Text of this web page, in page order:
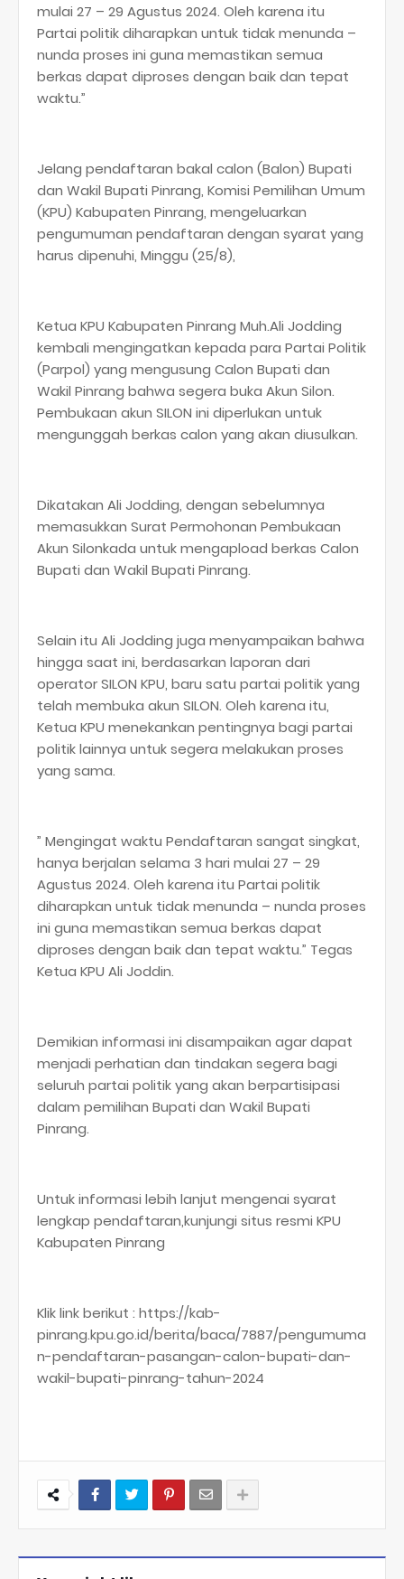
mulai 27 – 29 Agustus 2024. Oleh karena itu
Partai politik diharapkan untuk tidak menunda –
nunda proses ini guna memastikan semua
berkas dapat diproses dengan baik dan tepat
waktu.”
Jelang pendaftaran bakal calon (Balon) Bupati
dan Wakil Bupati Pinrang, Komisi Pemilihan Umum
(KPU) Kabupaten Pinrang, mengeluarkan
pengumuman pendaftaran dengan syarat yang
harus dipenuhi, Minggu (25/8),
Ketua KPU Kabupaten Pinrang Muh.Ali Jodding
kembali mengingatkan kepada para Partai Politik
(Parpol) yang mengusung Calon Bupati dan
Wakil Pinrang bahwa segera buka Akun Silon.
Pembukaan akun SILON ini diperlukan untuk
mengunggah berkas calon yang akan diusulkan.
Dikatakan Ali Jodding, dengan sebelumnya
memasukkan Surat Permohonan Pembukaan
Akun Silonkada untuk mengapload berkas Calon
Bupati dan Wakil Bupati Pinrang.
Selain itu Ali Jodding juga menyampaikan bahwa
hingga saat ini, berdasarkan laporan dari
operator SILON KPU, baru satu partai politik yang
telah membuka akun SILON. Oleh karena itu,
Ketua KPU menekankan pentingnya bagi partai
politik lainnya untuk segera melakukan proses
yang sama.
” Mengingat waktu Pendaftaran sangat singkat,
hanya berjalan selama 3 hari mulai 27 – 29
Agustus 2024. Oleh karena itu Partai politik
diharapkan untuk tidak menunda – nunda proses
ini guna memastikan semua berkas dapat
diproses dengan baik dan tepat waktu.” Tegas
Ketua KPU Ali Joddin.
Demikian informasi ini disampaikan agar dapat
menjadi perhatian dan tindakan segera bagi
seluruh partai politik yang akan berpartisipasi
dalam pemilihan Bupati dan Wakil Bupati
Pinrang.
Untuk informasi lebih lanjut mengenai syarat
lengkap pendaftaran,kunjungi situs resmi KPU
Kabupaten Pinrang
Klik link berikut : https://kab-
pinrang.kpu.go.id/berita/baca/7887/pengumuma
n-pendaftaran-pasangan-calon-bupati-dan-
wakil-bupati-pinrang-tahun-2024